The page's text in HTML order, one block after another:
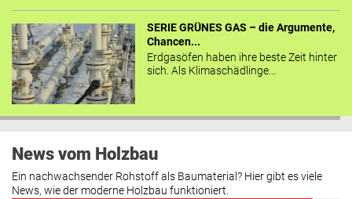
SERIE GRÜNES GAS – die Argumente,
Chancen...
Erdgasöfen haben ihre beste Zeit hinter
sich. Als Klimaschädlinge...
News vom Holzbau
Ein nachwachsender Rohstoff als Baumaterial? Hier gibt es viele
News, wie der moderne Holzbau funktioniert.